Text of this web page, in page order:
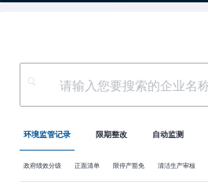
环境监管记录 限期整改 自动监测
政府绩效分级 正面清单 限停产豁免 清洁生产审核